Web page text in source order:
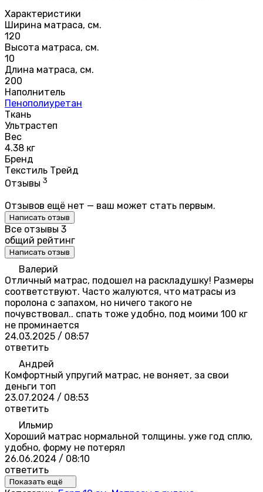
Характеристики
Ширина матраса, см.
120
Высота матраса, см.
10
Длина матраса, см.
200
Наполнитель
Пенополиуретан
Ткань
Ультрастеп
Вес
4.38 кг
Бренд
Текстиль Трейд
Отзывы 3
Отзывов ещё нет — ваш может стать первым.
Написать отзыв
Все отзывы 3
общий рейтинг
Написать отзыв
Валерий
Отличный матрас, подошел на раскладушку! Размеры
соответствуют. Часто жалуются, что матрасы из
поролона с запахом, но ничего такого не
почувствовал.. спать тоже удобно, под моими 100 кг
не проминается
24.03.2025 / 08:57
ответить
Андрей
Комфортный упругий матрас, не воняет, за свои
деньги топ
23.07.2024 / 08:53
ответить
Ильмир
Хороший матрас нормальной толщины. уже год сплю,
удобно, форму не потерял
26.06.2024 / 08:10
ответить
Показать ещё